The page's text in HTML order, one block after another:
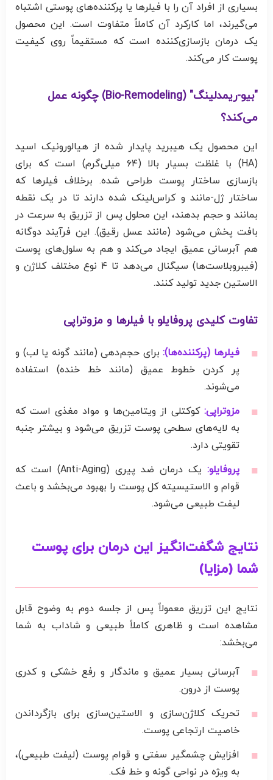
بسیاری از افراد آن را با فیلرها یا پرکننده‌های پوستی اشتباه
می‌گیرند، اما کارکرد آن کاملاً متفاوت است. این محصول
یک درمان بازسازی‌کننده است که مستقیماً روی کیفیت
پوست کار می‌کند.
"بیو-ریمدلینگ" (Bio-Remodeling) چگونه عمل
می‌کند؟
این محصول یک هیبرید پایدار شده از هیالورونیک اسید
(HA) با غلظت بسیار بالا (۶۴ میلی‌گرم) است که برای
بازسازی ساختار پوست طراحی شده. برخلاف فیلرها که
ساختار ژل-مانند و کراس‌لینک شده دارند تا در یک نقطه
بمانند و حجم بدهند، این محلول پس از تزریق به سرعت در
بافت پخش می‌شود (مانند عسل رقیق). این فرآیند دوگانه
هم آبرسانی عمیق ایجاد می‌کند و هم به سلول‌های پوست
(فیبروبلاست‌ها) سیگنال می‌دهد تا ۴ نوع مختلف کلاژن و
الاستین جدید تولید کنند.
تفاوت کلیدی پروفایلو با فیلرها و مزوتراپی
فیلرها (پرکننده‌ها):برای حجم‌دهی (مانند گونه یا لب) و
پر کردن خطوط عمیق (مانند خط خنده) استفاده
می‌شوند.
مزوتراپی: کوکتلی از ویتامین‌ها و مواد مغذی است که
به لایه‌های سطحی پوست تزریق می‌شود و بیشتر جنبه
تقویتی دارد.
پروفایلو:
یک درمان ضد پیری (Anti-Aging) است که
قوام و الاستیسیته کل پوست را بهبود می‌بخشد و باعث
لیفت طبیعی می‌شود.
نتایج شگفت‌انگیز این درمان برای پوست
شما (مزایا)
نتایج این تزریق معمولاً پس از جلسه دوم به وضوح قابل
مشاهده است و ظاهری کاملاً طبیعی و شاداب به شما
می‌بخشد:
آبرسانی بسیار عمیق و ماندگار و رفع خشکی و کدری
پوست از درون.
تحریک کلاژن‌سازی و الاستین‌سازی برای بازگرداندن
خاصیت ارتجاعی پوست.
افزایش چشمگیر سفتی و قوام پوست (لیفت طبیعی)،
به ویژه در نواحی گونه و خط فک.